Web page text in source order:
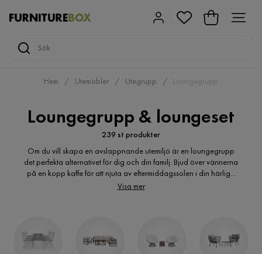
Hem Utemöbler Utegrupp Loungegrupp
Loungegrupp & loungeset
239 st produkter
Om du vill skapa en avslappnande utemiljö är en loungegrupp
det perfekta alternativet för dig och din familj. Bjud över vännerna
på en kopp kaffe för att njuta av eftermiddagssolen i din härliga
loungegrupp. Hos Furniturebox hittar du högkvalitativa loungeset
Visa mer